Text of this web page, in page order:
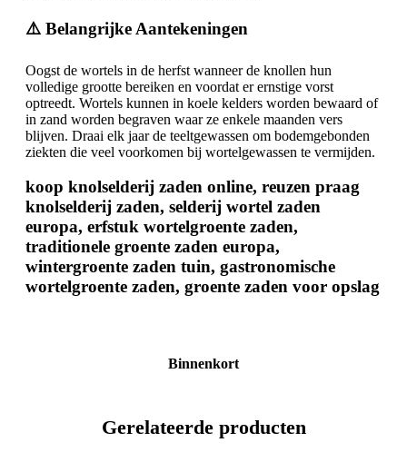
⚠️ Belangrijke Aantekeningen
Oogst de wortels in de herfst wanneer de knollen hun
volledige grootte bereiken en voordat er ernstige vorst
optreedt. Wortels kunnen in koele kelders worden bewaard of
in zand worden begraven waar ze enkele maanden vers
blijven. Draai elk jaar de teeltgewassen om bodemgebonden
ziekten die veel voorkomen bij wortelgewassen te vermijden.
koop knolselderij zaden online, reuzen praag
knolselderij zaden, selderij wortel zaden
europa, erfstuk wortelgroente zaden,
traditionele groente zaden europa,
wintergroente zaden tuin, gastronomische
wortelgroente zaden, groente zaden voor opslag
Binnenkort
Gerelateerde producten